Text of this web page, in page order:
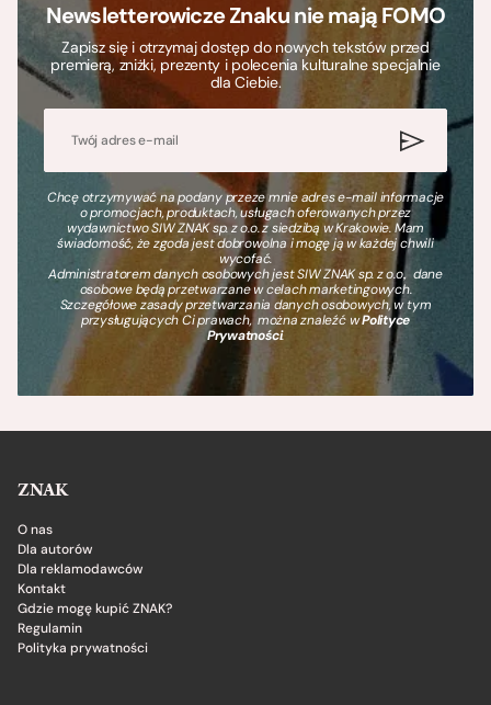
Newsletterowicze Znaku nie mają FOMO
Zapisz się i otrzymaj dostęp do nowych tekstów przed
premierą, zniżki, prezenty i polecenia kulturalne specjalnie
dla Ciebie.
Chcę otrzymywać na podany przeze mnie adres e-mail informacje
o promocjach, produktach, usługach oferowanych przez
wydawnictwo SIW ZNAK sp. z o.o. z siedzibą w Krakowie. Mam
świadomość, że zgoda jest dobrowolna i mogę ją w każdej chwili
wycofać.
Administratorem danych osobowych jest SIW ZNAK sp. z o.o., dane
osobowe będą przetwarzane w celach marketingowych.
Szczegółowe zasady przetwarzania danych osobowych, w tym
przysługujących Ci prawach, można znaleźć wPolityce
Prywatności.
ZNAK
O nas
Dla autorów
Dla reklamodawców
Kontakt
Gdzie mogę kupić ZNAK?
Regulamin
Polityka prywatności